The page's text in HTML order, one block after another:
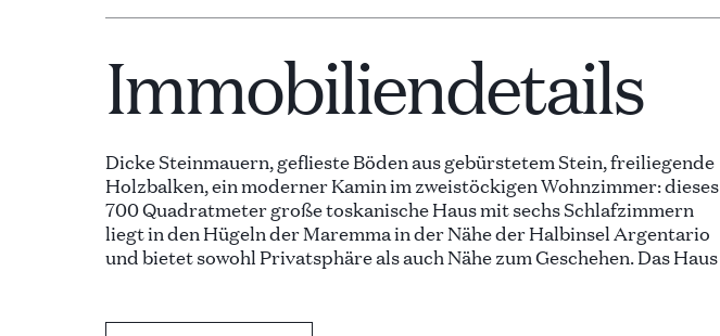
Immobiliendetails
Dicke Steinmauern, geflieste Böden aus gebürstetem Stein, freiliegende
Holzbalken, ein moderner Kamin im zweistöckigen Wohnzimmer: dieses
700 Quadratmeter große toskanische Haus mit sechs Schlafzimmern
liegt in den Hügeln der Maremma in der Nähe der Halbinsel Argentario
und bietet sowohl Privatsphäre als auch Nähe zum Geschehen. Das Haus
Außenschwimmbad.